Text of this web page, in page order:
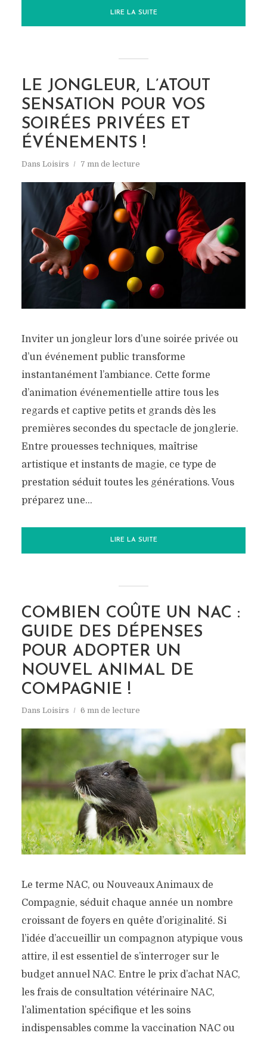
LIRE LA SUITE
LE JONGLEUR, L’ATOUT
SENSATION POUR VOS
SOIRÉES PRIVÉES ET
ÉVÉNEMENTS !
Dans Loisirs 7 mn de lecture
Inviter un jongleur lors d’une soirée privée ou
d’un événement public transforme
instantanément l’ambiance. Cette forme
d’animation événementielle attire tous les
regards et captive petits et grands dès les
premières secondes du spectacle de jonglerie.
Entre prouesses techniques, maîtrise
artistique et instants de magie, ce type de
prestation séduit toutes les générations. Vous
préparez une...
LIRE LA SUITE
COMBIEN COÛTE UN NAC :
GUIDE DES DÉPENSES
POUR ADOPTER UN
NOUVEL ANIMAL DE
COMPAGNIE !
Dans Loisirs 6 mn de lecture
Le terme NAC, ou Nouveaux Animaux de
Compagnie, séduit chaque année un nombre
croissant de foyers en quête d’originalité. Si
l’idée d’accueillir un compagnon atypique vous
attire, il est essentiel de s’interroger sur le
budget annuel NAC. Entre le prix d’achat NAC,
les frais de consultation vétérinaire NAC,
l’alimentation spécifique et les soins
indispensables comme la vaccination NAC ou